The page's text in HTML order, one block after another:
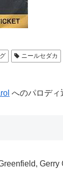
ニールセダカ
へのパロディ
Gerry